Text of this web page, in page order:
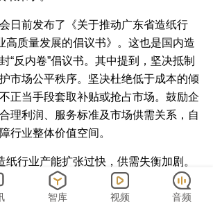
日前发布了《关于推动广东省造纸行
高质量发展的倡议书》。这也是国内造
“反内卷”倡议书。其中提到，坚决抵制
市场公平秩序。坚决杜绝低于成本的倾
正当手段套取补贴或抢占市场。鼓励企
理利润、服务标准及市场供需关系，自
行业整体价值空间。
纸行业产能扩张过快，供需失衡加剧。
造纸行业当前面临较为突出的结构性产
智库 视频 音频